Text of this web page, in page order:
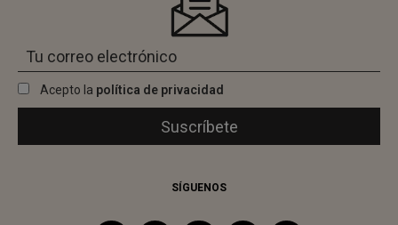
Acepto la política de privacidad
SÍGUENOS